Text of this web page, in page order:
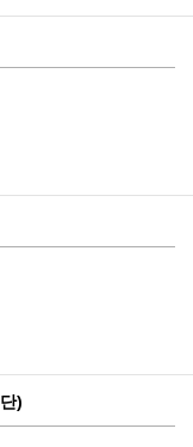
)